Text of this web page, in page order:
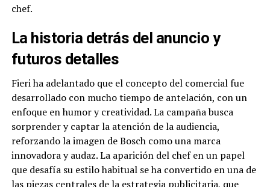
chef.
La historia detrás del anuncio y
futuros detalles
Fieri ha adelantado que el concepto del comercial fue
desarrollado con mucho tiempo de antelación, con un
enfoque en humor y creatividad. La campaña busca
sorprender y captar la atención de la audiencia,
reforzando la imagen de Bosch como una marca
innovadora y audaz. La aparición del chef en un papel
que desafía su estilo habitual se ha convertido en una de
las piezas centrales de la estrategia publicitaria, que